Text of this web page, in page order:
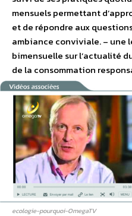
mensuels permettant
et de répondre aux
ambiance conviviale. – une
bimensuelle sur l’actualité
de la consommation
ecologie-pourquoi-OmegaTV